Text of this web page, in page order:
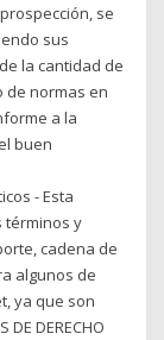
se
sus
la cantidad de
de normas en
a la
buen
- Esta
términos y
cadena de
algunos de
ya que son
DE DERECHO